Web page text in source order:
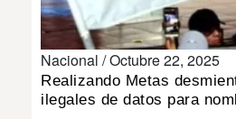
SHOW
DEPORTES
MUNDO
Nacional /Octubre 22, 2025
Realizando Metas
ilegales de datos para